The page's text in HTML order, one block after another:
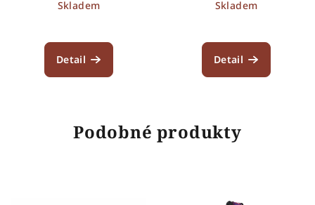
Skladem
Detail
Skladem
Detail
Podobné produkty